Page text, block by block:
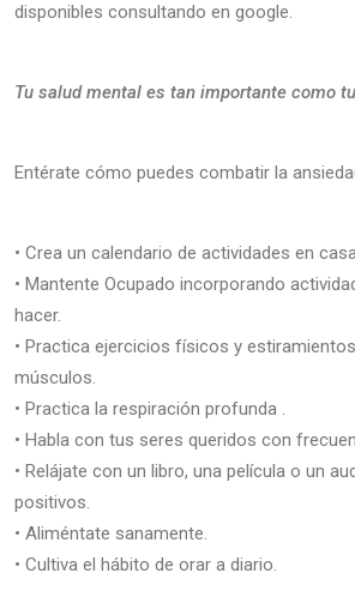
disponibles consultando en google.
Tu salud mental es tan importante como
Entérate cómo puedes combatir la
• Crea un calendario de actividades en
• Mantente Ocupado incorporando
hacer.
• Practica ejercicios físicos y
músculos.
• Practica la respiración profunda .
• Habla con tus seres queridos con
• Relájate con un libro, una película o un
positivos.
• Aliméntate sanamente.
• Cultiva el hábito de orar a diario.